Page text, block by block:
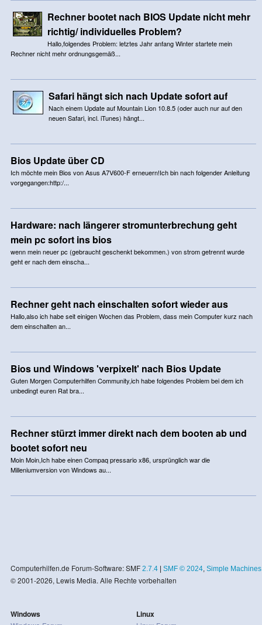
Rechner bootet nach BIOS Update nicht mehr
richtig/ individuelles Problem?
Hallo,folgendes Problem: letztes Jahr anfang Winter startete mein
Rechner nicht mehr ordnungsgemäß...
Safari hängt sich nach Update sofort auf
Nach einem Update auf Mountain Lion 10.8.5 (oder auch nur auf den
neuen Safari, incl. iTunes) hängt...
Bios Update über CD
Ich möchte mein Bios von Asus A7V600-F erneuern!Ich bin nach folgender Anleitung
vorgegangen:http:/...
Hardware: nach längerer stromunterbrechung geht
mein pc sofort ins bios
wenn mein neuer pc (gebraucht geschenkt bekommen.) von strom getrennt wurde
geht er nach dem einscha...
Rechner geht nach einschalten sofort wieder aus
Hallo,also ich habe seit einigen Wochen das Problem, dass mein Computer kurz nach
dem einschalten an...
Bios und Windows 'verpixelt' nach Bios Update
Guten Morgen Computerhilfen Community,ich habe folgendes Problem bei dem ich
unbedingt euren Rat bra...
Rechner stürzt immer direkt nach dem booten ab und
bootet sofort neu
Moin Moin,Ich habe einen Compaq pressario x86, ursprünglich war die
Milleniumversion von Windows au...
Computerhilfen.de Forum-Software: SMF 2.7.4| SMF © 2024, Simple Machines
© 2001-2026, Lewis Media. Alle Rechte vorbehalten
Windows Linux